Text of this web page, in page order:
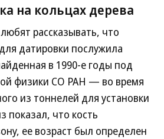
на кольцах дерева
рассказывать, что
датировки послужила
в 1990-е годы под
физики СО РАН — во время
из тоннелей для установки
показал, что кость
ее возраст был определен